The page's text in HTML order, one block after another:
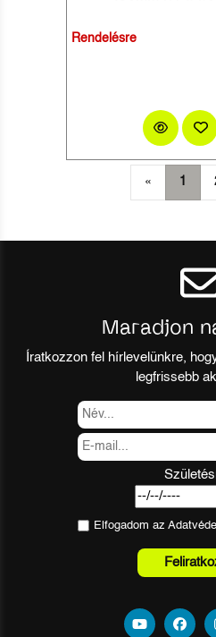
Rendelésre
« 1
Maradjon
Íratkozzon fel hírlevelünkre,
legfrissebb
Elfogadom az